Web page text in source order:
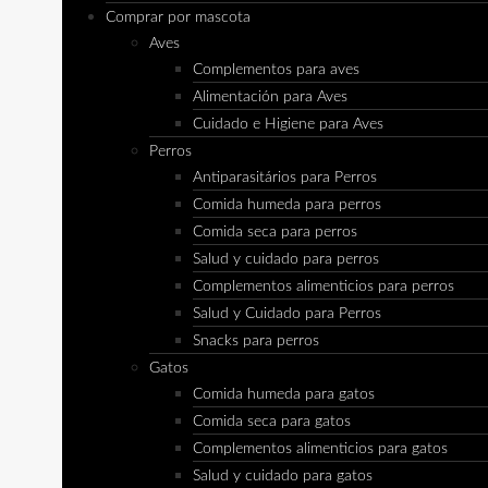
Comprar por mascota
Aves
Complementos para aves
Alimentación para Aves
Cuidado e Higiene para Aves
Perros
Antiparasitários para Perros
Comida humeda para perros
Comida seca para perros
Salud y cuidado para perros
Complementos alimenticios para perros
Salud y Cuidado para Perros
Snacks para perros
Gatos
Comida humeda para gatos
Comida seca para gatos
Complementos alimenticios para gatos
Salud y cuidado para gatos